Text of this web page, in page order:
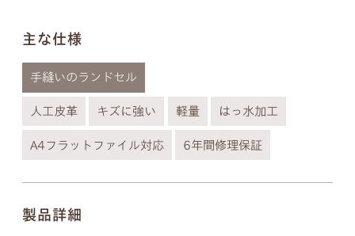
主な仕様
手縫いのランドセル
人工皮革 キズに強い 軽量 はっ水加工
A4フラットファイル対応 6年間修理保証
製品詳細